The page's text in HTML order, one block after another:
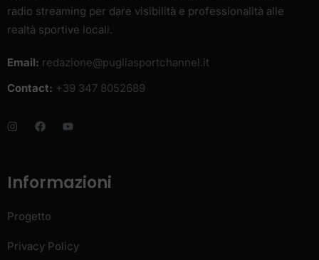
radio streaming per dare visibilità e professionalità alle
realtà sportive locali.
Email: redazione@pugliasportchannel.it
Contact: +39 347 8052689
Informazioni
Progetto
Privacy Policy